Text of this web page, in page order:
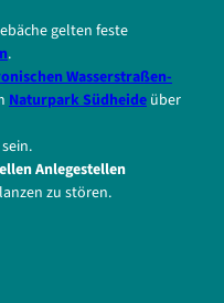
gelten feste
.
Wasserstraßen-
Naturpark Südheide über
sein.
Anlegestellen
zu stören.